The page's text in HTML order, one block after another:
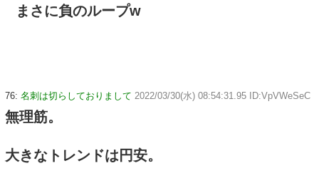
まさに負のループw
76: 名刺は切らしておりまして 2022/03/30(水) 08:54:31.95 ID:VpVWeSeC
無理筋。
大きなトレンドは円安。